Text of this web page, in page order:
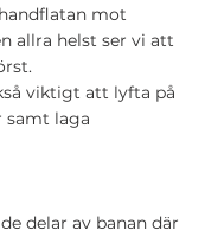
mot
allra helst ser vi att
viktigt att lyfta på
samt laga
delar av banan där